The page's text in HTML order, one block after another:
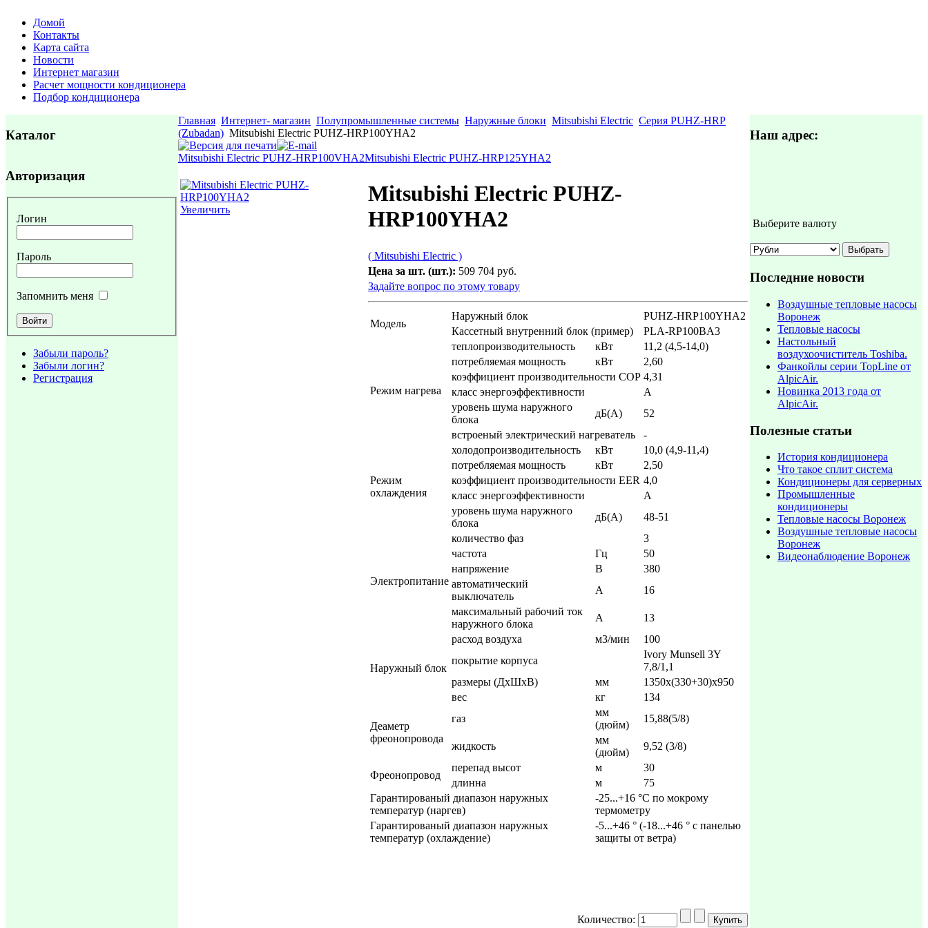
Домой
Контакты
Карта сайта
Новости
Интернет магазин
Расчет мощности кондиционера
Подбор кондиционера
Каталог
Авторизация
Логин
Пароль
Запомнить меня
Забыли пароль?
Забыли логин?
Регистрация
Главная Интернет- магазин Полупромышленные системы Наружные блоки Mitsubishi Electric Серия PUHZ-HRP
(Zubadan) Mitsubishi Electric PUHZ-HRP100YHA2
Mitsubishi Electric PUHZ-HRP100VHA2Mitsubishi Electric PUHZ-HRP125YHA2
Увеличить
Mitsubishi Electric PUHZ-
HRP100YHA2
( Mitsubishi Electric )
Цена за шт. (шт.): 509 704 руб.
Задайте вопрос по этому товару
Модель
Наружный блок
PUHZ-HRP100YHA2
Кассетный внутренний блок (пример)
PLA-RP100BA3
Режим нагрева
теплопроизводительность кВт
11,2 (4,5-14,0)
потребляемая мощность
кВт
2,60
коэффициент производительности СОР 4,31
класс энергоэффективности
А
уровень шума наружного
блока
дБ(А)
52
встроеный электрический нагреватель
-
Режим
охлаждения
холодопроизводительность кВт
10,0 (4,9-11,4)
потребляемая мощность
кВт
2,50
коэффициент производительности EER 4,0
класс энергоэффективности
А
уровень шума наружного
блока
дБ(А) 48-51
Электропитание
количество фаз
3
частота
Гц
50
напряжение
В
380
автоматический
выключатель
А
16
максимальный рабочий ток
наружного блока
А 13
Наружный блок
расход воздуха м3/мин
100
покрытие корпуса
Ivory Munsell 3Y
7,8/1,1
размеры (ДхШхВ)
мм
1350х(330+30)х950
вес
кг 134
Деаметр
фреонопровода
газ
мм
(дюйм)
15,88(5/8)
жидкость
мм
(дюйм)
9,52 (3/8)
Фреонопровод
перепад высот м
30
длинна
м
75
Гарантированый диапазон наружных
температур (наргев)
-25...+16 °C по мокрому
термометру
Гарантированый диапазон наружных
температур (охлаждение)
-5...+46 ° (-18...+46 ° с панелью
защиты от ветра)
Количество:
Наш адрес:
Выберите валюту
Последние новости
Воздушные тепловые насосы
Воронеж
Тепловые насосы
Настольный
воздухоочиститель Toshiba.
Фанкойлы серии TopLine от
AlpicAir.
Новинка 2013 года от
AlpicAir.
Полезные статьи
История кондиционера
Что такое сплит система
Кондиционеры для серверных
Промышленные
кондиционеры
Тепловые насосы Воронеж
Воздушные тепловые насосы
Воронеж
Видеонаблюдение Воронеж